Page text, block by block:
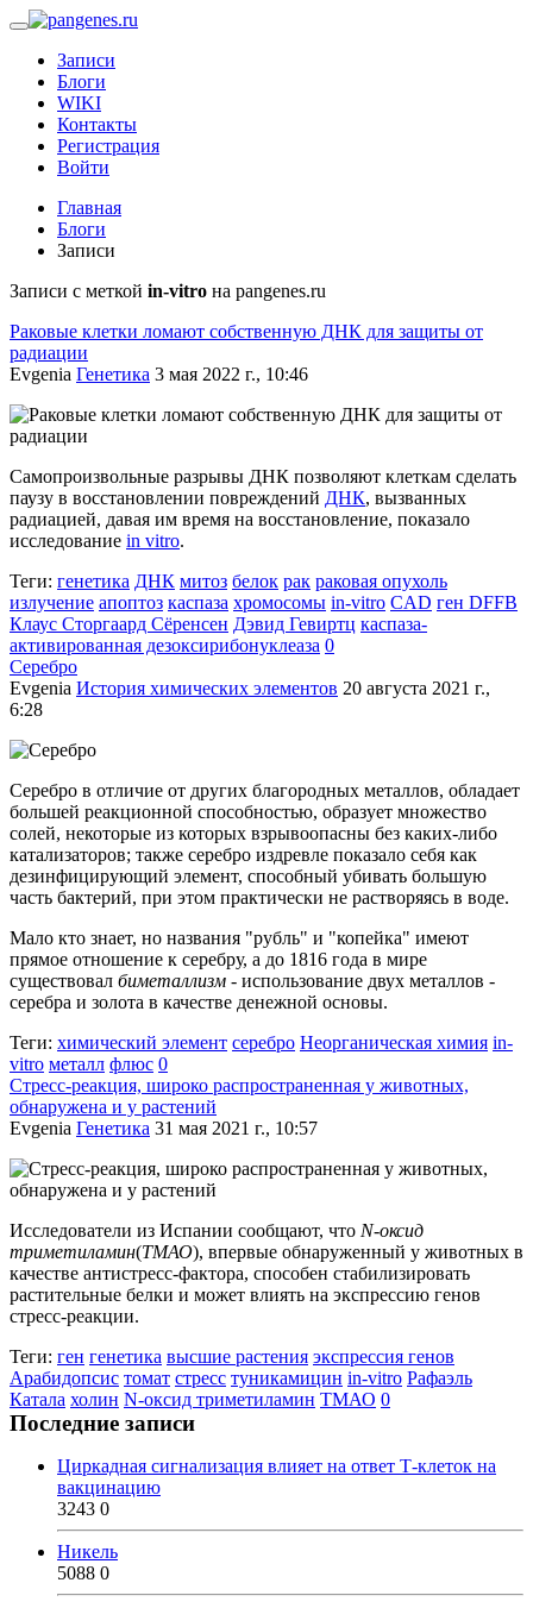
Записи
Блоги
WIKI
Контакты
Регистрация
Войти
Главная
Блоги
Записи
Записи с меткой in-vitro на pangenes.ru
Раковые клетки ломают собственную ДНК для защиты от
радиации
Evgenia Генетика 3 мая 2022 г., 10:46
Самопроизвольные разрывы ДНК позволяют клеткам сделать
паузу в восстановлении повреждений ДНК, вызванных
радиацией, давая им время на восстановление, показало
исследование in vitro.
Теги: генетика ДНК митоз белок рак раковая опухоль
излучение апоптоз каспаза хромосомы in-vitro CAD ген DFFB
Клаус Сторгаард Сёренсен Дэвид Гевиртц каспаза-
активированная дезоксирибонуклеаза 0
Серебро
Evgenia История химических элементов 20 августа 2021 г.,
6:28
Серебро в отличие от других благородных металлов, обладает
большей реакционной способностью, образует множество
солей, некоторые из которых взрывоопасны без каких-либо
катализаторов; также серебро издревле показало себя как
дезинфицирующий элемент, способный убивать большую
часть бактерий, при этом практически не растворяясь в воде.
Мало кто знает, но названия "рубль" и "копейка" имеют
прямое отношение к серебру, а до 1816 года в мире
существовал биметаллизм - использование двух металлов -
серебра и золота в качестве денежной основы.
Теги: химический элемент серебро Неорганическая химия in-
vitro металл флюс 0
Стресс-реакция, широко распространенная у животных,
обнаружена и у растений
Evgenia Генетика 31 мая 2021 г., 10:57
Исследователи из Испании сообщают, что N-оксид
триметиламин(ТМАО), впервые обнаруженный у животных в
качестве антистресс-фактора, способен стабилизировать
растительные белки и может влиять на экспрессию генов
стресс-реакции.
Теги: ген генетика высшие растения экспрессия генов
Арабидопсис томат стресс туникамицин in-vitro Рафаэль
Катала холин N-оксид триметиламин ТМАО 0
Последние записи
Циркадная сигнализация влияет на ответ Т-клеток на
вакцинацию
3243 0
Никель
5088 0